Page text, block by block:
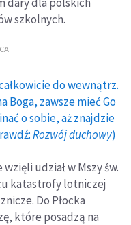
szkolnych.
do wewnątrz.
Boga, zawsze mieć Go
o sobie, aż znajdzie
Rozwój duchowy)
udział w Mszy św.
katastrofy lotniczej
Do Płocka
które posadzą na